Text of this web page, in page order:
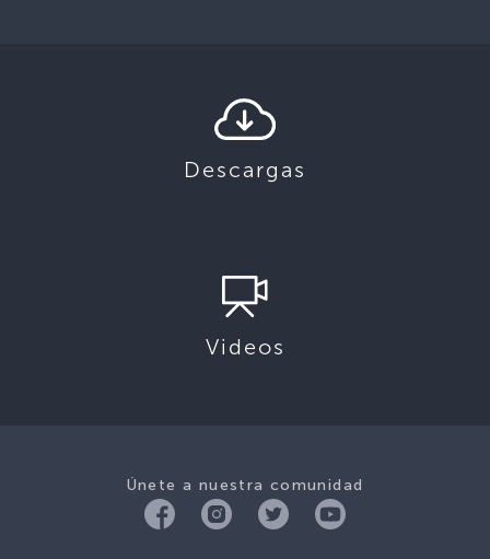
Descargas
Videos
Únete a nuestra comunidad